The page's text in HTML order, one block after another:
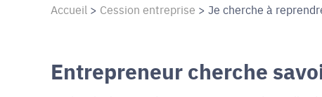
Accueil > Cession entreprise > Je cherche à
Entrepreneur cherche